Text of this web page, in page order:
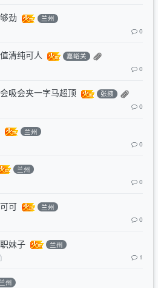
劲 兰州
0
清纯可人 嘉峪关
0
吸会夹一字马超顶 张掖
0
兰州
0
兰州
0
可 兰州
0
妹子 兰州
1
兰州